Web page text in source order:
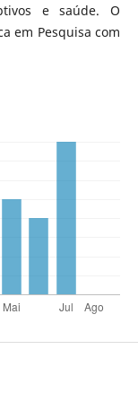
e saúde. O
em Pesquisa com